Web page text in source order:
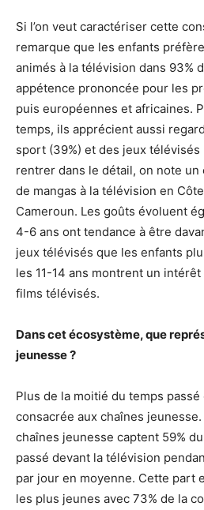
Si l’on veut caractériser cette
remarque que les enfants
animés à la télévision dans 93%
appétence prononcée pour les
puis européennes et africaines.
temps, ils apprécient aussi
sport (39%) et des jeux télévisés
rentrer dans le détail, on note
de mangas à la télévision en
Cameroun. Les goûts évoluent
4-6 ans ont tendance à être
jeux télévisés que les enfants
les 11-14 ans montrent un
films télévisés.
Dans cet écosystème, que
jeunesse ?
Plus de la moitié du temps
consacrée aux chaînes
chaînes jeunesse captent 59%
passé devant la télévision
par jour en moyenne. Cette part
les plus jeunes avec 73% de la